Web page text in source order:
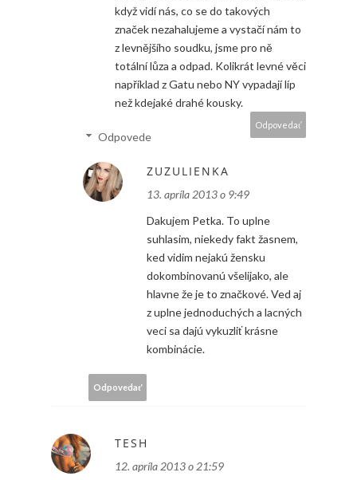
když vidí nás, co se do takových
značek nezahalujeme a vystačí nám to
z levnějšího soudku, jsme pro ně
totální lůza a odpad. Kolikrát levné věci
například z Gatu nebo NY vypadají líp
než kdejaké drahé kousky.
Odpovedať
Odpovede
ZUZULIENKA
13. apríla 2013 o 9:49
Dakujem Petka. To uplne
suhlasim, niekedy fakt žasnem,
ked vidim nejakú žensku
dokombinovanú všelijako, ale
hlavne že je to značkové. Ved aj
z uplne jednoduchých a lacných
veci sa dajú vykuzliť krásne
kombinácie.
Odpovedať
TESH
12. apríla 2013 o 21:59